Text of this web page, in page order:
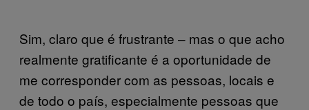
Sim, claro que é frustrante – mas o que acho
realmente gratificante é a oportunidade de
me corresponder com as pessoas, locais e
de todo o país, especialmente pessoas que